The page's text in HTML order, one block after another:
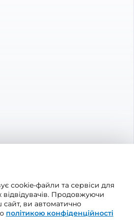
cookie-файли та сервіси для
відвідувачів. Продовжуючи
ви автоматично
політикою конфіденційності